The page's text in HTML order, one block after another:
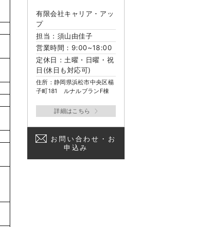
有限会社キャリア・アッ
プ
担当：須山由佳子
営業時間：9:00~18:00
定休日：土曜・日曜・祝
日(休日も対応可)
住所：静岡県浜松市中央区楊
子町181 ルナルブランF棟
お問い合わせ・お
申込み